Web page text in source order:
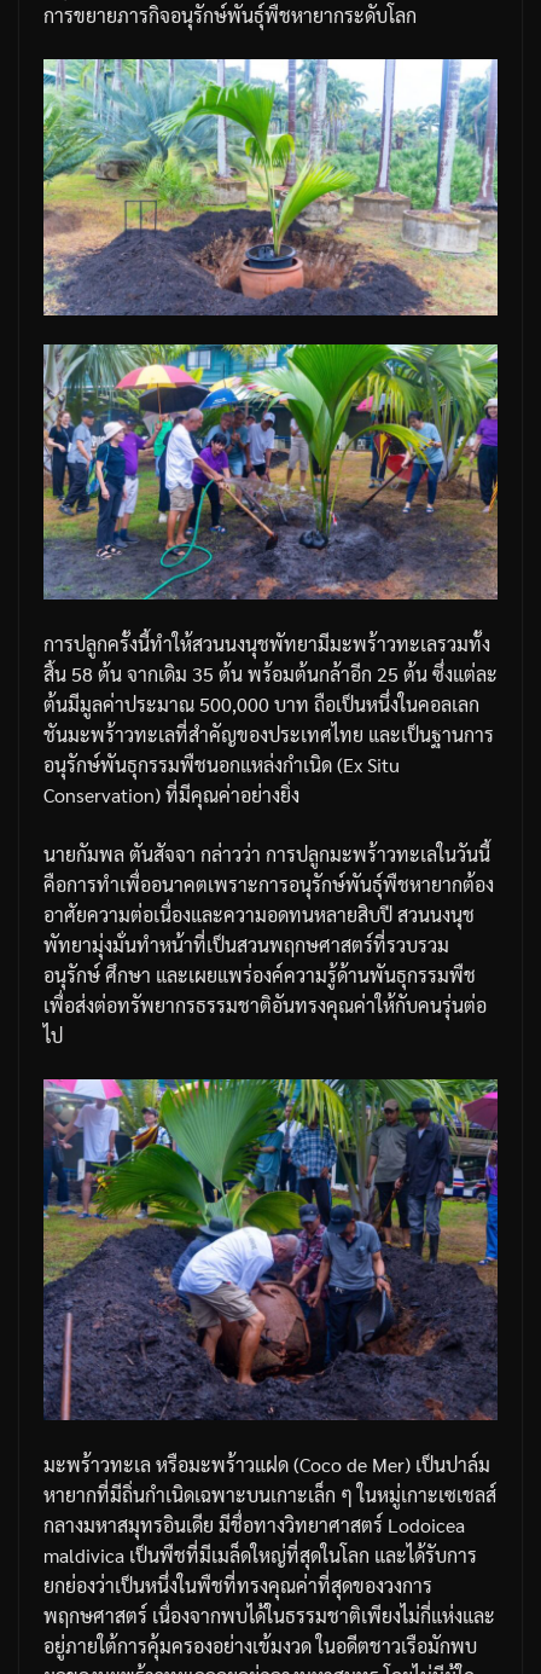
การขยายภารกิจอนุรักษ์พันธุ์พืชหายากระดับโลก
การปลูกครั้งนี้ทำให้สวนนงนุชพัทยามีมะพร้าวทะเลรวมทั้ง
สิ้น 58 ต้น จากเดิม 35 ต้น พร้อมต้นกล้าอีก 25 ต้น ซึ่งแต่ละ
ต้นมีมูลค่าประมาณ 500,000 บาท ถือเป็นหนึ่งในคอลเลก
ชันมะพร้าวทะเลที่สำคัญของประเทศไทย และเป็นฐานการ
อนุรักษ์พันธุกรรมพืชนอกแหล่งกำเนิด (Ex Situ
Conservation) ที่มีคุณค่าอย่างยิ่ง
นายกัมพล ตันสัจจา กล่าวว่า การปลูกมะพร้าวทะเลในวันนี้
คือการทำเพื่ออนาคตเพราะการอนุรักษ์พันธุ์พืชหายากต้อง
อาศัยความต่อเนื่องและความอดทนหลายสิบปี สวนนงนุช
พัทยามุ่งมั่นทำหน้าที่เป็นสวนพฤกษศาสตร์ที่รวบรวม
อนุรักษ์ ศึกษา และเผยแพร่องค์ความรู้ด้านพันธุกรรมพืช
เพื่อส่งต่อทรัพยากรธรรมชาติอันทรงคุณค่าให้กับคนรุ่นต่อ
ไป
มะพร้าวทะเล หรือมะพร้าวแฝด (Coco de Mer) เป็นปาล์ม
หายากที่มีถิ่นกำเนิดเฉพาะบนเกาะเล็ก ๆ ในหมู่เกาะเซเชลส์
กลางมหาสมุทรอินเดีย มีชื่อทางวิทยาศาสตร์ Lodoicea
maldivica เป็นพืชที่มีเมล็ดใหญ่ที่สุดในโลก และได้รับการ
ยกย่องว่าเป็นหนึ่งในพืชที่ทรงคุณค่าที่สุดของวงการ
พฤกษศาสตร์ เนื่องจากพบได้ในธรรมชาติเพียงไม่กี่แห่งและ
อยู่ภายใต้การคุ้มครองอย่างเข้มงวด ในอดีตชาวเรือมักพบ